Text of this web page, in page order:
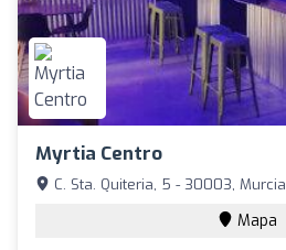
Myrtia Centro
C. Sta. Quiteria, 5 - 30003, Murcia
Mapa